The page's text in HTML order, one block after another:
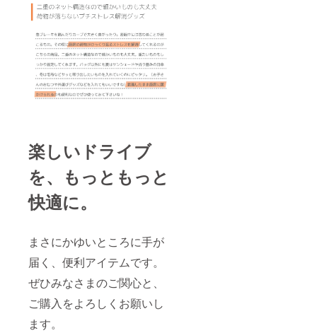
楽しいドライブ
を、もっともっと
快適に。
まさにかゆいところに手が
届く、便利アイテムです。
ぜひみなさまのご関心と、
ご購入をよろしくお願いし
ます。